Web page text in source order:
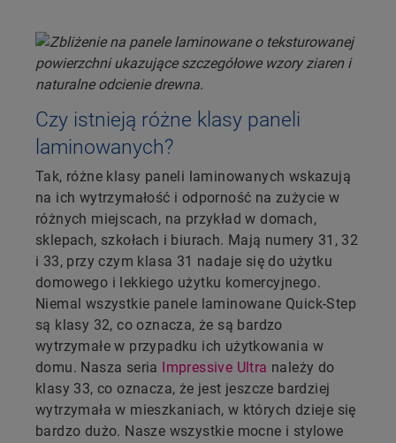
Czy istnieją różne klasy paneli
laminowanych?
Tak, różne klasy paneli laminowanych wskazują
na ich wytrzymałość i odporność na zużycie w
różnych miejscach, na przykład w domach,
sklepach, szkołach i biurach. Mają numery 31, 32
i 33, przy czym klasa 31 nadaje się do użytku
domowego i lekkiego użytku komercyjnego.
Niemal wszystkie panele laminowane Quick-Step
są klasy 32, co oznacza, że są bardzo
wytrzymałe w przypadku ich użytkowania w
domu. Nasza seria Impressive Ultra należy do
klasy 33, co oznacza, że jest jeszcze bardziej
wytrzymała w mieszkaniach, w których dzieje się
bardzo dużo. Nasze wszystkie mocne i stylowe